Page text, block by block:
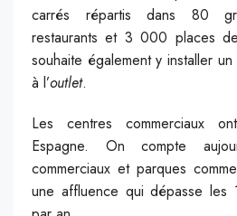
carrés répartis dans 80
restaurants et 3 000 places de
souhaite également y installer
à l’outlet.
Les centres commerciaux
Espagne. On compte
commerciaux et parques
une affluence qui dépasse les